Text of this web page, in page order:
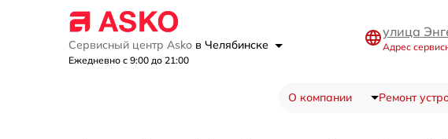
Сервисный центр Asko в Челябинске
Ежедневно с 9:00 до 21:00
улица
Адрес
О компании Ремонт